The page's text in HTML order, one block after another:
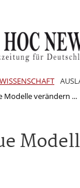
WISSENSCHAFT
Modelle verändern ...